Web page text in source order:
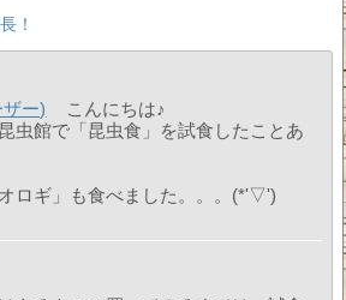
！
ー)
こんにちは♪
虫館で「昆虫食」を試食したことあ
ロギ」も食べました。。。(*'▽')